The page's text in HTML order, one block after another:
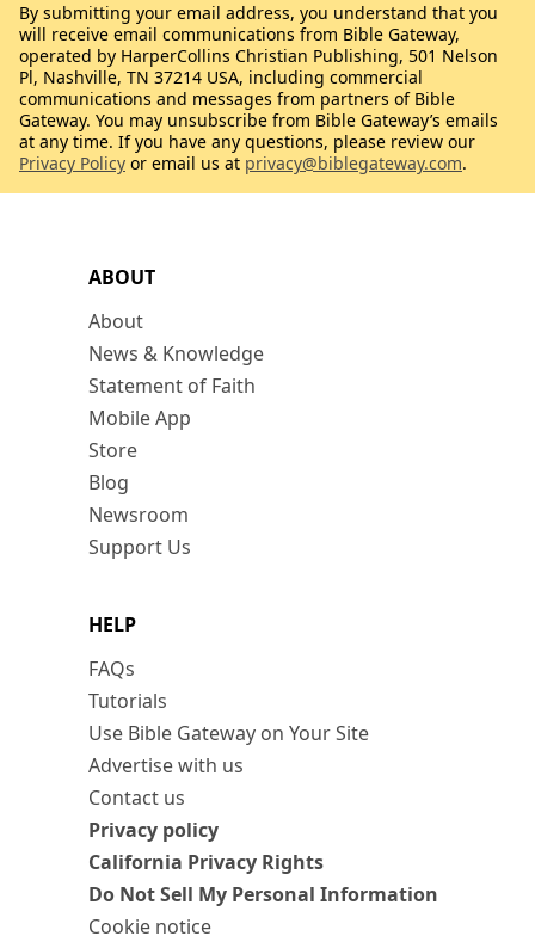
ABOUT
About
News & Knowledge
Statement of Faith
Mobile App
Store
Blog
Newsroom
Support Us
HELP
FAQs
Tutorials
Use Bible Gateway on Your Site
Advertise with us
Contact us
Privacy policy
California Privacy Rights
Do Not Sell My Personal Information
Cookie notice
By submitting your email address, you understand that you
will receive email communications from Bible Gateway,
operated by HarperCollins Christian Publishing, 501 Nelson
Pl, Nashville, TN 37214 USA, including commercial
communications and messages from partners of Bible
Gateway. You may unsubscribe from Bible Gateway’s emails
at any time. If you have any questions, please review our
Privacy Policy or email us at privacy@biblegateway.com.